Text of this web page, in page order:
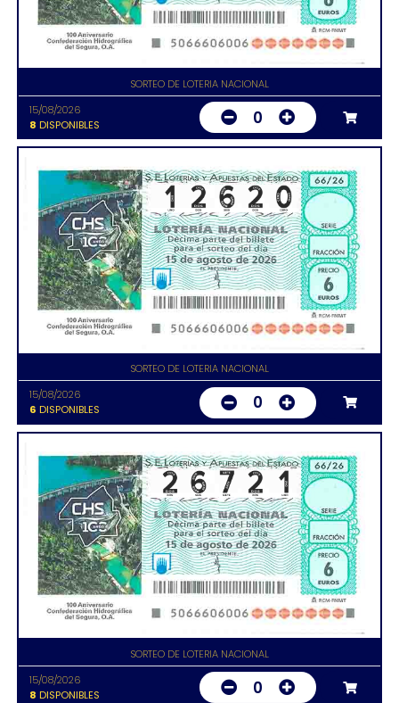
SORTEO DE LOTERIA NACIONAL
15/08/2026
8 DISPONIBLES 0
SORTEO DE LOTERIA NACIONAL
15/08/2026
6 DISPONIBLES 0
SORTEO DE LOTERIA NACIONAL
15/08/2026
8 DISPONIBLES 0